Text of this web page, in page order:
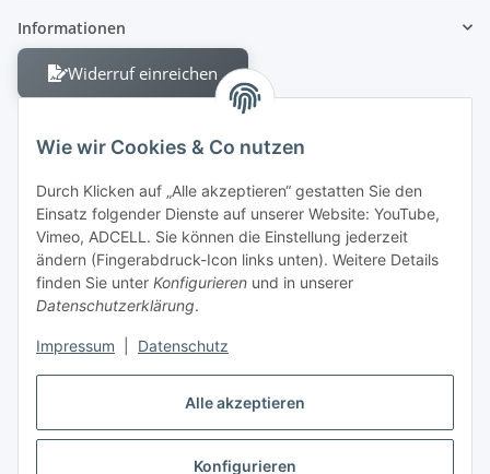
Alle akzeptieren
Konfigurieren
Wie wir Cookies & Co nutzen
Durch Klicken auf „Alle akzeptieren“ gestatten Sie den
Einsatz folgender Dienste auf unserer Website: YouTube,
Vimeo, ADCELL. Sie können die Einstellung jederzeit
ändern (Fingerabdruck-Icon links unten). Weitere Details
finden Sie unter Konfigurieren und in unserer
Datenschutzerklärung.
Impressum Datenschutz
Informationen
Widerruf einreichen
Berliner Allee 38
13088 Berlin
Shop +49 30 4280 2070
Fax +49 30 4280 2071